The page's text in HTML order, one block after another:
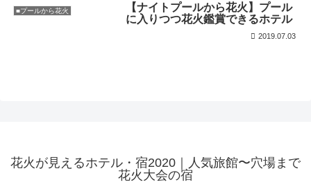
■プールから花火
【ナイトプールから花火】プール
に入りつつ花火鑑賞できるホテル
2019.07.03
花火が見えるホテル・宿2020｜人気旅館〜穴場まで
花火大会の宿